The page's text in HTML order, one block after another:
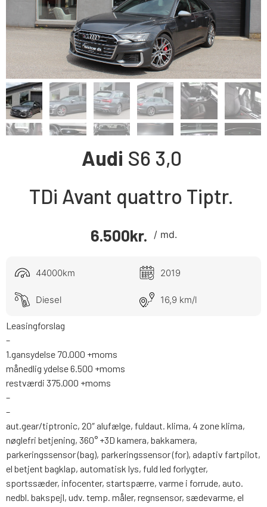
Audi S6 3,0
TDi Avant quattro Tiptr.
6.500kr. / md.
44000km 2019
Diesel 16,9 km/l
Leasingforslag
–
1.gansydelse 70.000 +moms
månedlig ydelse 6.500 +moms
restværdi 375.000 +moms
–
–
aut.gear/tiptronic, 20″ alufælge, fuldaut. klima, 4 zone klima,
nøglefri betjening, 360° +3D kamera, bakkamera,
parkeringssensor (bag), parkeringssensor (for), adaptiv fartpilot,
el betjent bagklap, automatisk lys, fuld led forlygter,
sportssæder, infocenter, startspærre, varme i forrude, auto.
nedbl. bakspejl, udv. temp. måler, regnsensor, sædevarme, el